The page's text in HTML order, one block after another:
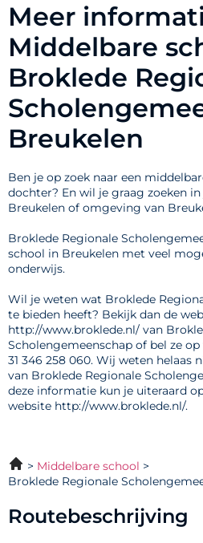
Meer
Middelbare
Broklede
Breukelen
Ben je op zoek naar een
dochter? En wil je graag zoeken
Breukelen of omgeving van
Broklede Regionale
school in Breukelen met veel
onderwijs.
Wil je weten wat Broklede
te bieden heeft? Bekijk dan de
http://www.broklede.nl/ van
Scholengemeenschap of bel ze
31 346 258 060. Wij weten helaas
van Broklede Regionale
deze informatie kun je uiteraard
website http://www.broklede.nl/.
Middelbare school
Broklede Regionale
Routebeschrijving